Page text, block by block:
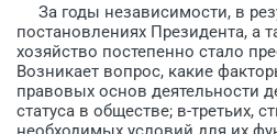
За годы независимости, в
постановлениях Президента, а
хозяйство постепенно стало
Возникает вопрос, какие
правовых основ деятельности
статуса в обществе; в-третьих,